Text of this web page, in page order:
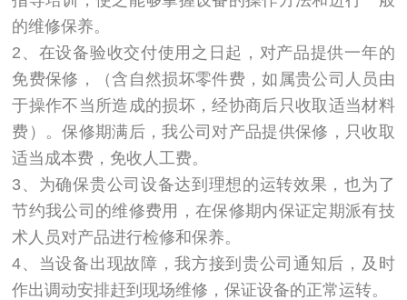
的维修保养。
2、在设备验收交付使用之日起，对产品提供一年的
免费保修，（含自然损坏零件费，如属贵公司人员由
于操作不当所造成的损坏，经协商后只收取适当材料
费）。保修期满后，我公司对产品提供保修，只收取
适当成本费，免收人工费。
3、为确保贵公司设备达到理想的运转效果，也为了
节约我公司的维修费用，在保修期内保证定期派有技
术人员对产品进行检修和保养。
4、当设备出现故障，我方接到贵公司通知后，及时
作出调动安排赶到现场维修，保证设备的正常运转。